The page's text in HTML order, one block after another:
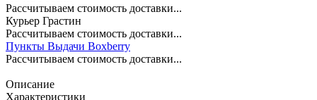
Рассчитываем стоимость доставки...
Курьер Грастин
Рассчитываем стоимость доставки...
Пункты Выдачи Boxberry
Рассчитываем стоимость доставки...
Описание
Характеристики